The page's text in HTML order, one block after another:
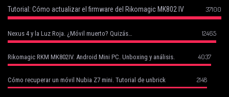
Tutorial: Cómo actualizar el firmware del Rikomagic MK802 IV 37100
Nexus 4 y la Luz Roja. ¿Móvil muerto? Quizás… 12465
Rikomagic RKM MK802IV. Android Mini PC. Unboxing y análisis. 4037
Cómo recuperar un móvil Nubia Z7 mini. Tutorial de unbrick 2148